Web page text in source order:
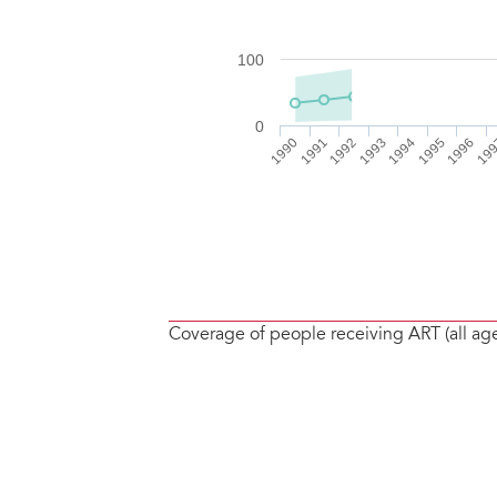
Coverage of people receiving ART (all